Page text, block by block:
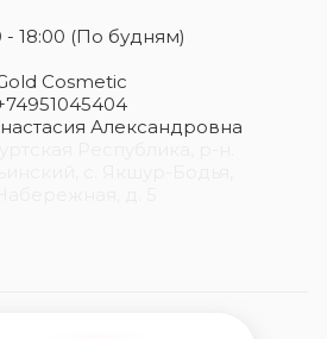
- 18:00 (По будням)
Cosmetic
Александровна